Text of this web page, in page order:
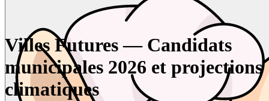
Villes Futures — Candidats
municipales 2026 et projections
climatiques